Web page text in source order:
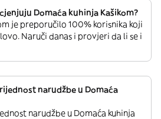
Domaća kuhinja Kašikom?
je preporučilo 100% korisnika koji
Naruči danas i provjeri da li se i
narudžbe u Domaća
narudžbe u Domaća kuhinja